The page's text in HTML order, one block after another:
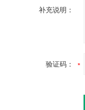
补充说明：
验证码：